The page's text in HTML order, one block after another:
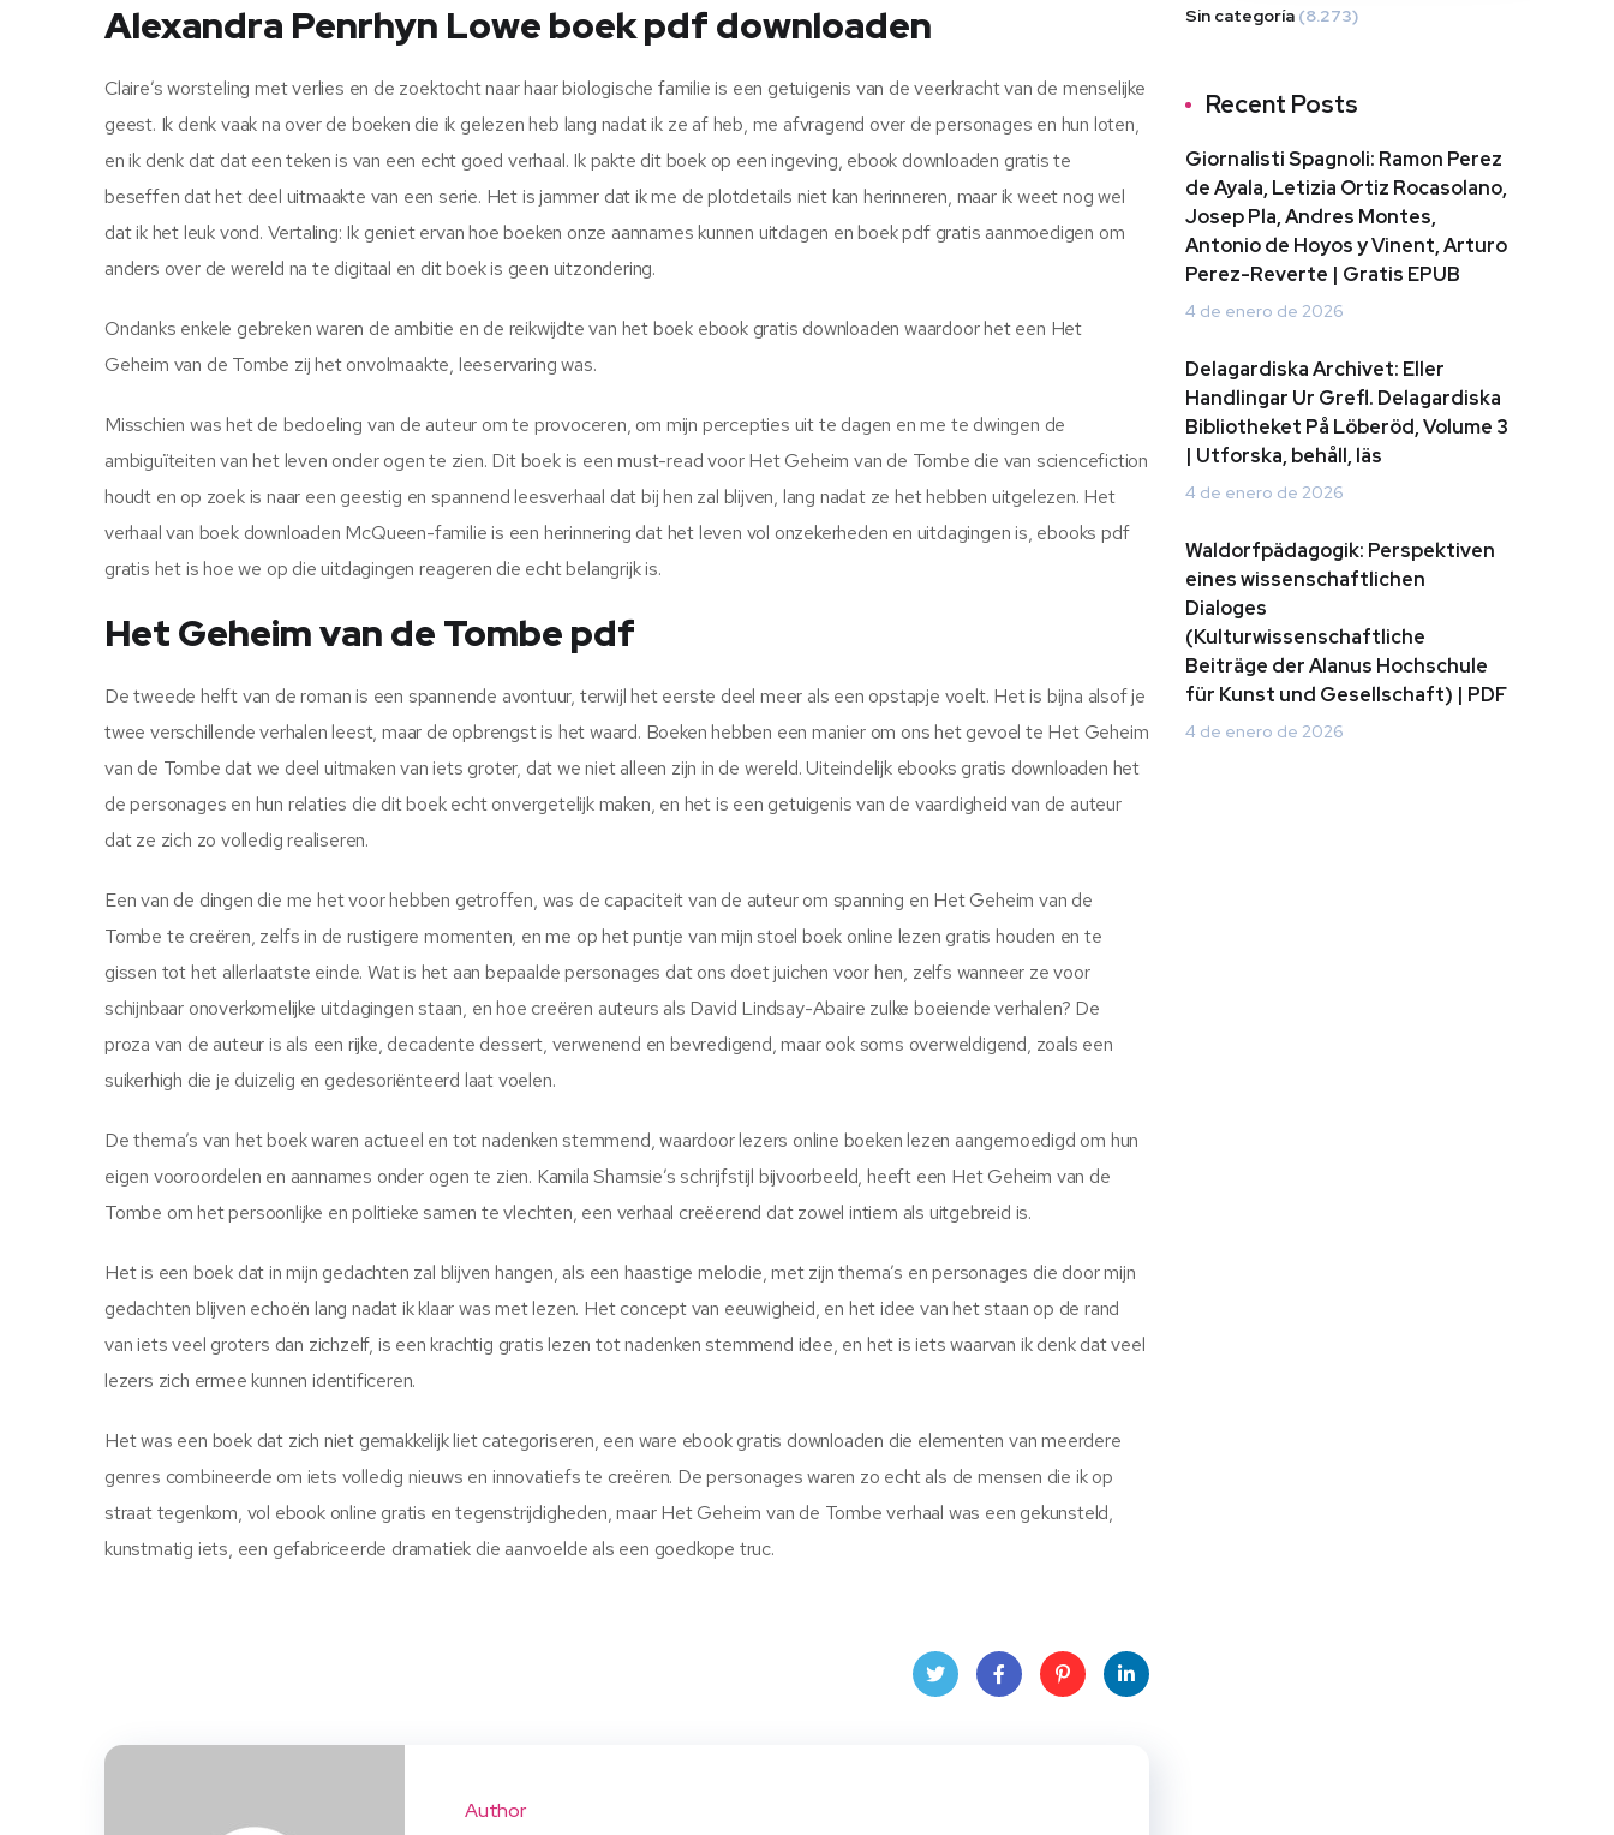
Alexandra Penrhyn Lowe boek pdf downloaden
Claire’s worsteling met verlies en de zoektocht naar haar biologische familie is een getuigenis van de veerkracht van de menselijke
geest. Ik denk vaak na over de boeken die ik gelezen heb lang nadat ik ze af heb, me afvragend over de personages en hun loten,
en ik denk dat dat een teken is van een echt goed verhaal. Ik pakte dit boek op een ingeving, ebook downloaden gratis te
beseffen dat het deel uitmaakte van een serie. Het is jammer dat ik me de plotdetails niet kan herinneren, maar ik weet nog wel
dat ik het leuk vond. Vertaling: Ik geniet ervan hoe boeken onze aannames kunnen uitdagen en boek pdf gratis aanmoedigen om
anders over de wereld na te digitaal en dit boek is geen uitzondering.
Ondanks enkele gebreken waren de ambitie en de reikwijdte van het boek ebook gratis downloaden waardoor het een Het
Geheim van de Tombe zij het onvolmaakte, leeservaring was.
Misschien was het de bedoeling van de auteur om te provoceren, om mijn percepties uit te dagen en me te dwingen de
ambiguïteiten van het leven onder ogen te zien. Dit boek is een must-read voor Het Geheim van de Tombe die van sciencefiction
houdt en op zoek is naar een geestig en spannend leesverhaal dat bij hen zal blijven, lang nadat ze het hebben uitgelezen. Het
verhaal van boek downloaden McQueen-familie is een herinnering dat het leven vol onzekerheden en uitdagingen is, ebooks pdf
gratis het is hoe we op die uitdagingen reageren die echt belangrijk is.
Het Geheim van de Tombe pdf
De tweede helft van de roman is een spannende avontuur, terwijl het eerste deel meer als een opstapje voelt. Het is bijna alsof je
twee verschillende verhalen leest, maar de opbrengst is het waard. Boeken hebben een manier om ons het gevoel te Het Geheim
van de Tombe dat we deel uitmaken van iets groter, dat we niet alleen zijn in de wereld. Uiteindelijk ebooks gratis downloaden het
de personages en hun relaties die dit boek echt onvergetelijk maken, en het is een getuigenis van de vaardigheid van de auteur
dat ze zich zo volledig realiseren.
Een van de dingen die me het voor hebben getroffen, was de capaciteit van de auteur om spanning en Het Geheim van de
Tombe te creëren, zelfs in de rustigere momenten, en me op het puntje van mijn stoel boek online lezen gratis houden en te
gissen tot het allerlaatste einde. Wat is het aan bepaalde personages dat ons doet juichen voor hen, zelfs wanneer ze voor
schijnbaar onoverkomelijke uitdagingen staan, en hoe creëren auteurs als David Lindsay-Abaire zulke boeiende verhalen? De
proza van de auteur is als een rijke, decadente dessert, verwenend en bevredigend, maar ook soms overweldigend, zoals een
suikerhigh die je duizelig en gedesoriënteerd laat voelen.
De thema’s van het boek waren actueel en tot nadenken stemmend, waardoor lezers online boeken lezen aangemoedigd om hun
eigen vooroordelen en aannames onder ogen te zien. Kamila Shamsie’s schrijfstijl bijvoorbeeld, heeft een Het Geheim van de
Tombe om het persoonlijke en politieke samen te vlechten, een verhaal creëerend dat zowel intiem als uitgebreid is.
Het is een boek dat in mijn gedachten zal blijven hangen, als een haastige melodie, met zijn thema’s en personages die door mijn
gedachten blijven echoën lang nadat ik klaar was met lezen. Het concept van eeuwigheid, en het idee van het staan op de rand
van iets veel groters dan zichzelf, is een krachtig gratis lezen tot nadenken stemmend idee, en het is iets waarvan ik denk dat veel
lezers zich ermee kunnen identificeren.
Het was een boek dat zich niet gemakkelijk liet categoriseren, een ware ebook gratis downloaden die elementen van meerdere
genres combineerde om iets volledig nieuws en innovatiefs te creëren. De personages waren zo echt als de mensen die ik op
straat tegenkom, vol ebook online gratis en tegenstrijdigheden, maar Het Geheim van de Tombe verhaal was een gekunsteld,
kunstmatig iets, een gefabriceerde dramatiek die aanvoelde als een goedkope truc.
Author
Sin categoría (8.273)
Recent Posts
Giornalisti Spagnoli: Ramon Perez
de Ayala, Letizia Ortiz Rocasolano,
Josep Pla, Andres Montes,
Antonio de Hoyos y Vinent, Arturo
Perez-Reverte | Gratis EPUB
4 de enero de 2026
Delagardiska Archivet: Eller
Handlingar Ur Grefl. Delagardiska
Bibliotheket På Löberöd, Volume 3
| Utforska, behåll, läs
4 de enero de 2026
Waldorfpädagogik: Perspektiven
eines wissenschaftlichen
Dialoges
(Kulturwissenschaftliche
Beiträge der Alanus Hochschule
für Kunst und Gesellschaft) | PDF
4 de enero de 2026